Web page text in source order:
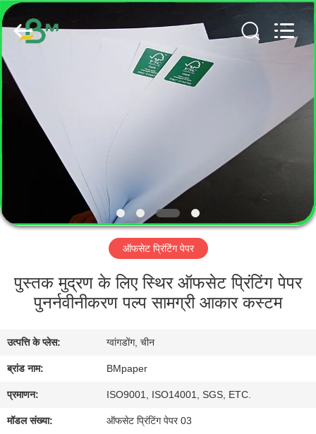
घर
उत्पादों
में
भ्रमण
नियंत्रण
संपर्क
करें
GUANGZHOU
BMPAPER
CO.,
LTD..
Reserved.
ऑफसेट प्रिंटिंग पेपर
पुस्तक मुद्रण के लिए स्थिर ऑफसेट प्रिंटिंग पेपर
पुनर्नवीनीकरण पल्प सामग्री आकार कस्टम
उत्पत्ति के प्लेस: ग्वांगडोंग, चीन
ब्रांड नाम: BMpaper
प्रमाणन: ISO9001, ISO14001, SGS, ETC.
मॉडल संख्या: ऑफसेट प्रिंटिंग पेपर 03